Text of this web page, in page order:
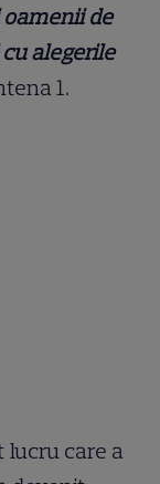
de
alegerile
1.
lucru care a